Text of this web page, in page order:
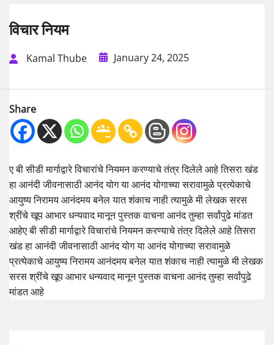
विचार नियम
Kamal Thube January 24, 2025
Share
ए बी सीडी मार्गाद्वारे विचारांचे नियमन करण्याचे तंत्र दिलेले आहे तिसरा खंड
हा आनंदी जीवनासाठी आनंद योग या आनंद योगाच्या सरावामुळे प्रत्येकाचे
आयुष्य निरामय आनंदमय बनेल यात शंकाच नाही त्यामुळे मी लेखक सरस
श्रींचे खूप आभार धन्यवाद मानून पुस्तक वाचना आनंद तुम्हा सर्वांपुढे मांडत
आहेए बी सीडी मार्गाद्वारे विचारांचे नियमन करण्याचे तंत्र दिलेले आहे तिसरा
खंड हा आनंदी जीवनासाठी आनंद योग या आनंद योगाच्या सरावामुळे
प्रत्येकाचे आयुष्य निरामय आनंदमय बनेल यात शंकाच नाही त्यामुळे मी लेखक
सरस श्रींचे खूप आभार धन्यवाद मानून पुस्तक वाचना आनंद तुम्हा सर्वांपुढे
मांडत आहे